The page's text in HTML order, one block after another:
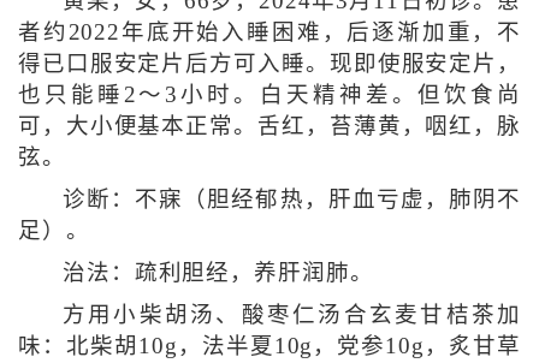
者约2022年底开始入睡困难，后逐渐加重，不
得已口服安定片后方可入睡。现即使服安定片，
也只能睡2～3小时。白天精神差。但饮食尚
可，大小便基本正常。舌红，苔薄黄，咽红，脉
弦。
诊断：不寐（胆经郁热，肝血亏虚，肺阴不
足）。
治法：疏利胆经，养肝润肺。
方用小柴胡汤、酸枣仁汤合玄麦甘桔茶加
味：北柴胡10g，法半夏10g，党参10g，炙甘草